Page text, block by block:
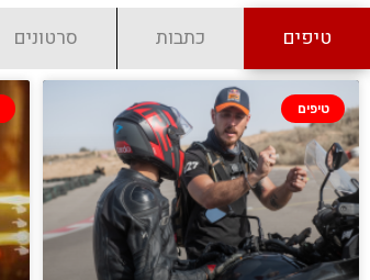
טיפים כתבות סרטונים
טיפים